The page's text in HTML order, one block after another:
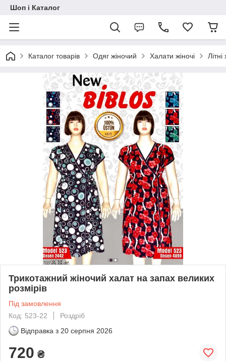
Шоп і Каталог
Каталог товарів Одяг жіночий Халати жіночі
Трикотажний жіночий халат на запах великих
розмірів
Під замовлення
Код: 523-22
Роздріб
Відправка з 20 серпня 2026
720 ₴